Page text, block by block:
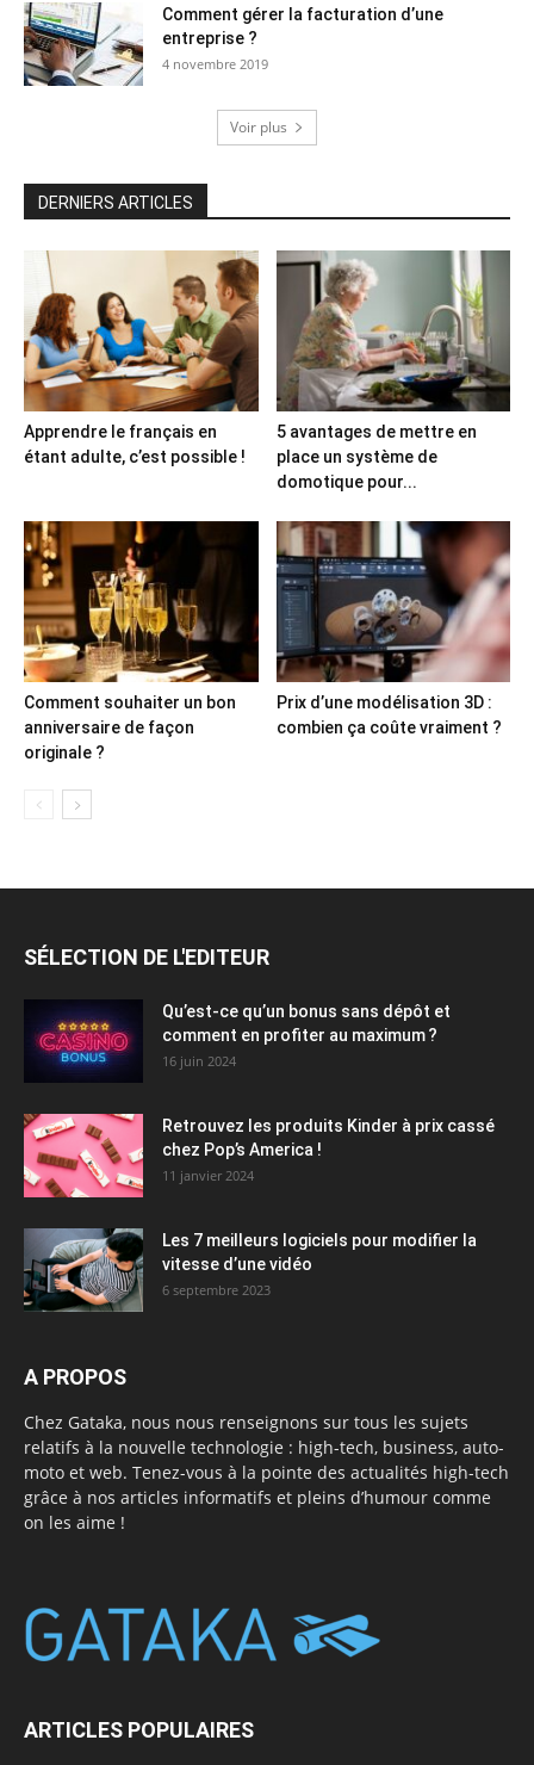
Comment gérer la facturation d’une
entreprise ?
4 novembre 2019
Voir plus
DERNIERS ARTICLES
Apprendre le français en
étant adulte, c’est possible !
5 avantages de mettre en
place un système de
domotique pour...
Comment souhaiter un bon
anniversaire de façon
originale ?
Prix d’une modélisation 3D :
combien ça coûte vraiment ?
SÉLECTION DE L'EDITEUR
Qu’est-ce qu’un bonus sans dépôt et
comment en profiter au maximum ?
16 juin 2024
Retrouvez les produits Kinder à prix cassé
chez Pop’s America !
11 janvier 2024
Les 7 meilleurs logiciels pour modifier la
vitesse d’une vidéo
6 septembre 2023
A PROPOS
Chez Gataka, nous nous renseignons sur tous les sujets
relatifs à la nouvelle technologie : high-tech, business, auto-
moto et web. Tenez-vous à la pointe des actualités high-tech
grâce à nos articles informatifs et pleins d’humour comme
on les aime !
ARTICLES POPULAIRES